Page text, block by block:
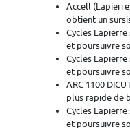
Accell
obtient un
Cycles
et poursuivre
Cycles
et poursuivre
ARC 1100
plus rapide de
Cycles
et poursuivre